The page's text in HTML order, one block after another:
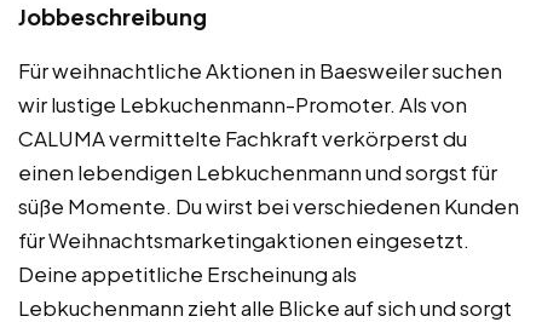
Jobbeschreibung
Für weihnachtliche Aktionen in Baesweiler suchen
wir lustige Lebkuchenmann-Promoter. Als von
CALUMA vermittelte Fachkraft verkörperst du
einen lebendigen Lebkuchenmann und sorgst für
süße Momente. Du wirst bei verschiedenen Kunden
für Weihnachtsmarketingaktionen eingesetzt.
Deine appetitliche Erscheinung als
Lebkuchenmann zieht alle Blicke auf sich und sorgt